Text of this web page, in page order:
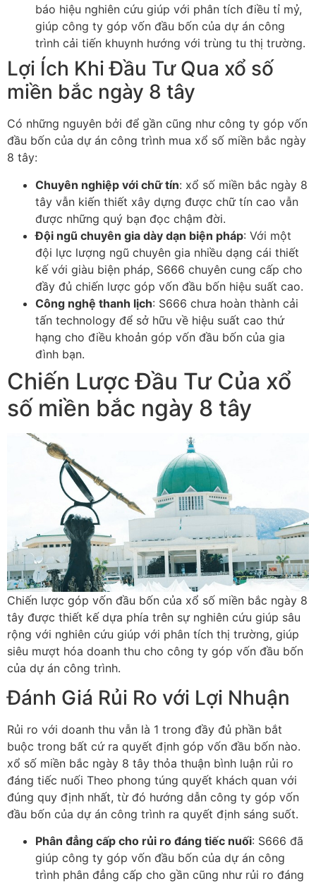
báo hiệu nghiên cứu giúp với phân tích điều tỉ mỷ,
giúp công ty góp vốn đầu bốn của dự án công
trình cải tiến khuynh hướng với trùng tu thị trường.
Lợi Ích Khi Đầu Tư Qua xổ số
miền bắc ngày 8 tây
Có những nguyên bởi để gần cũng như công ty góp vốn
đầu bốn của dự án công trình mua xổ số miền bắc ngày
8 tây:
Chuyên nghiệp với chữ tín: xổ số miền bắc ngày 8
tây vẫn kiến thiết xây dựng được chữ tín cao vẫn
được những quý bạn đọc chậm đời.
Đội ngũ chuyên gia dày dạn biện pháp: Với một
đội lực lượng ngũ chuyên gia nhiều dạng cái thiết
kế với giàu biện pháp, S666 chuyên cung cấp cho
đầy đủ chiến lược góp vốn đầu bốn hiệu suất cao.
Công nghệ thanh lịch: S666 chưa hoàn thành cải
tấn technology để sở hữu về hiệu suất cao thứ
hạng cho điều khoản góp vốn đầu bốn của gia
đình bạn.
Chiến Lược Đầu Tư Của xổ
số miền bắc ngày 8 tây
Chiến lược góp vốn đầu bốn của xổ số miền bắc ngày 8
tây được thiết kế dựa phía trên sự nghiên cứu giúp sâu
rộng với nghiên cứu giúp với phân tích thị trường, giúp
siêu mượt hóa doanh thu cho công ty góp vốn đầu bốn
của dự án công trình.
Đánh Giá Rủi Ro với Lợi Nhuận
Rủi ro với doanh thu vẫn là 1 trong đầy đủ phần bắt
buộc trong bất cứ ra quyết định góp vốn đầu bốn nào.
xổ số miền bắc ngày 8 tây thỏa thuận bình luận rủi ro
đáng tiếc nuối Theo phong túng quyết khách quan với
đúng quy định nhất, từ đó hướng dẫn công ty góp vốn
đầu bốn của dự án công trình ra quyết định sáng suốt.
Phân đẳng cấp cho rủi ro đáng tiếc nuối: S666 đã
giúp công ty góp vốn đầu bốn của dự án công
trình phân đẳng cấp cho gần cũng như rủi ro đáng